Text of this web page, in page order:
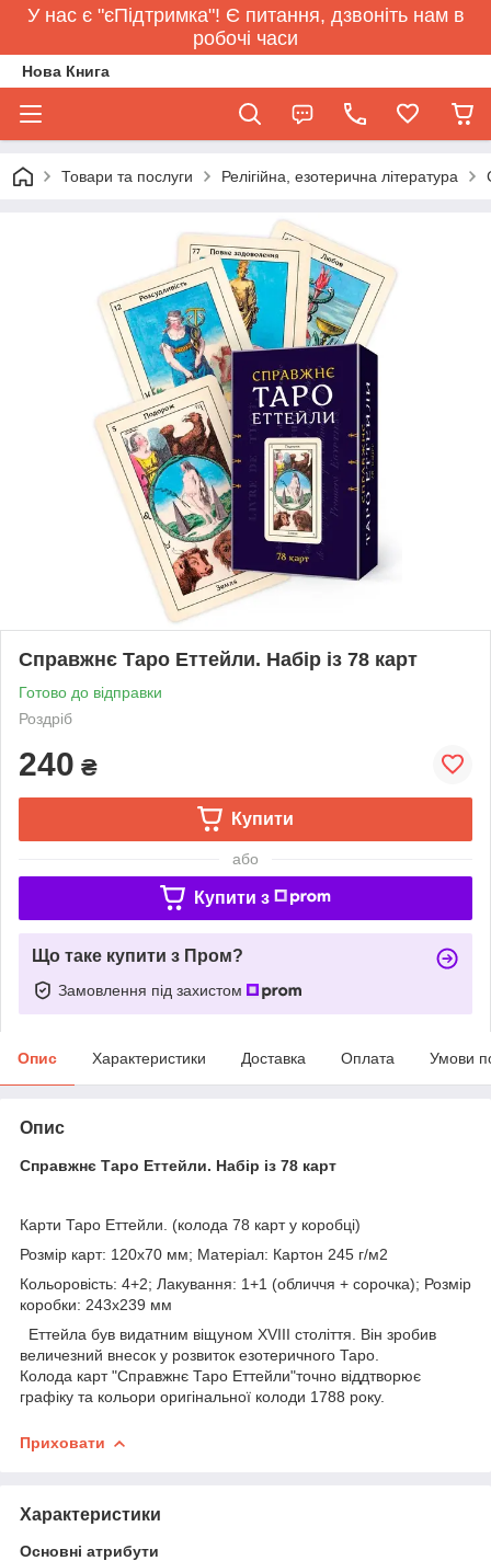
У нас є "єПідтримка"! Є питання, дзвоніть нам в
робочі часи
Нова Книга
Товари та послуги Релігійна, езотерична література
Справжнє Таро Еттейли. Набір із 78 карт
Готово до відправки
Роздріб
240 ₴
Купити
або
Купити з
Що таке купити з Пром?
Замовлення під захистом
Опис Характеристики Доставка Оплата Умови
Опис
Справжнє Таро Еттейли. Набір із 78 карт
Карти Таро Еттейли. (колода 78 карт у коробці)
Розмір карт: 120х70 мм; Матеріал: Картон 245 г/м2
Кольоровість: 4+2; Лакування: 1+1 (обличчя + сорочка); Розмір
коробки: 243х239 мм
Еттейла був видатним віщуном XVIII століття. Він зробив
величезний внесок у розвиток езотеричного Таро.
Колода карт "Справжнє Таро Еттейли"точно віддтворює
графіку та кольори оригінальної колоди 1788 року.
Приховати
Характеристики
Основні атрибути